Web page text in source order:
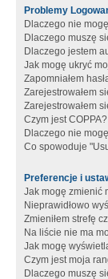
Problemy
Dlaczego nie
Dlaczego muszę
Dlaczego jestem
Jak mogę ukryć
Zapomniałem
Zarejestrowałem
Zarejestrowałem
Czym jest COPPA?
Dlaczego nie
Co spowoduje
Preferencje i
Jak mogę zmienić
Nieprawidłowo
Zmieniłem strefę
Na liście nie ma
Jak mogę
Czym jest moja
Dlaczego muszę